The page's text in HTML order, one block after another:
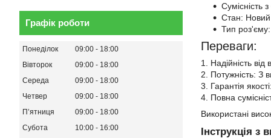
Сумісність
Стан: Новий
Тип
Переваги:
1. Надійність
2. Потужність: З
3. Гарантія
4. Повна
Використані
Інструкція з
Графік роботи
Понеділок 09:00
18:00
Вівторок
09:00
18:00
Середа
09:00
18:00
Четвер
09:00
18:00
Пʼятниця
09:00
18:00
Субота
10:00
16:00